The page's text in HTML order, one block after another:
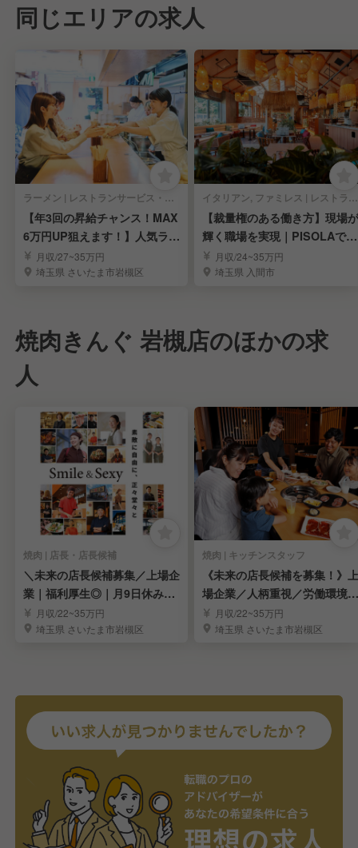
同じエリアの求人
ラーメン | レストランサービス・ホールスタッフ
【年3回の昇給チャンス！MAX
6万円UP狙えます！】人気ラー
メンの社員募集
月収/27~35万円
埼玉県 さいたま市岩槻区
イタリアン, ファミレス | レストランサービス・ホールスタッフ
【裁量権のある働き方】現場が
輝く職場を実現｜PISOLAで店
長候補募集
月収/24~35万円
埼玉県 入間市
焼肉きんぐ 岩槻店のほかの求
人
焼肉 | 店長・店長候補
＼未来の店長候補募集／上場企
業｜福利厚生◎｜月9日休み｜
７連休制度あります
月収/22~35万円
埼玉県 さいたま市岩槻区
焼肉 | キッチンスタッフ
《未来の店長候補を募集！》上
場企業／人柄重視／労働環境安
定／福利厚生充実
月収/22~35万円
埼玉県 さいたま市岩槻区